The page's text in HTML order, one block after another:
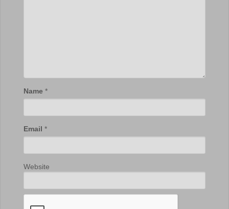
Name *
Email *
Website